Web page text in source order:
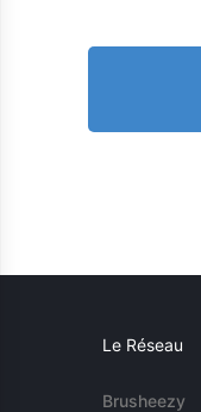
Le Réseau
Brusheezy